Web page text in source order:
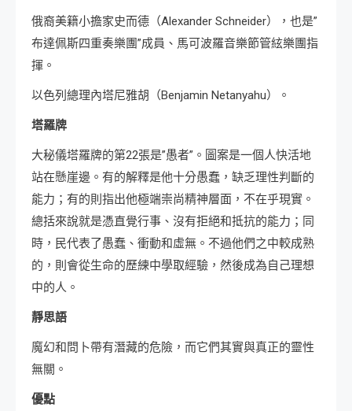
俄裔美籍小擔家史而德（Alexander Schneider），也是”
布達佩斯四重奏樂團”成員、馬可波羅音樂節管絃樂團指
揮。
以色列總理內塔尼雅胡（Benjamin Netanyahu）。
塔羅牌
大秘儀塔羅牌的第22張是”愚者”。圖案是一個人快活地
站在懸崖邊。有的解釋是他十分愚蠢，缺乏理性判斷的
能力；有的則指出他極端崇尚精神層面，不在乎現實。
總括來說就是憑直覺行事、沒有拒絕和抵抗的能力；同
時，民代表了愚蠢、衝動和虛無。不過他們之中較成熟
的，則會從生命的歷練中學取經驗，然後成為自己理想
中的人。
靜思語
魔幻和問卜帶有潛藏的危險，而它們其實與真正的靈性
無關。
優點